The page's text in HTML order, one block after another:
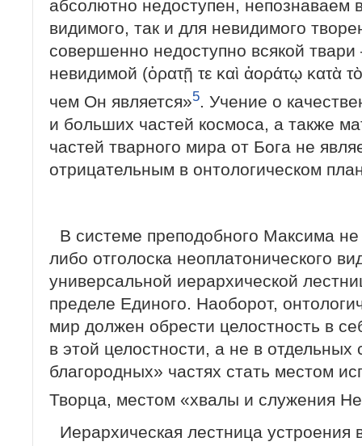
абсолютно недоступен, непознаваем
видимого, так и для невидимого
совершенно недоступно всякой
невидимой (ὁρατῇ τε καὶ ἀοράτῳ κατὰ
чем Он является»5 . Учение о
и больших частей космоса, а также
частей тварного мира от Бога не
отрицательным в онтологическом
В системе преподобного Максима не
либо отголоска неоплатонического
универсальной иерархической
пределе Единого. Наоборот,
мир должен обрести целостность в
в этой целостности, а не в отдельных
благородных» частях стать местом
Творца, местом «хвалы и служения
Иерархическая лестница устроения